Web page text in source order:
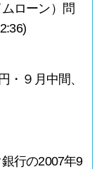
ローン）問
９月中間、
行の2007年9